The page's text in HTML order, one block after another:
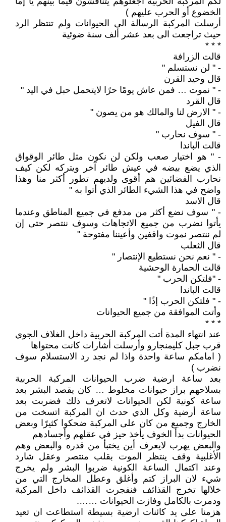
الخضوع أو الحرب عليهم )
أرسلت المركبة الرسالة الى الحيوانات ولم تنتظر الرد
حيث تراجعت الى بعد عشر ألف سنة ضوئية
* * *
قالت الزرافة
- " لن نستسلم "
قال وحيد القرن
- " نموت … فمن عاش يومًا حرًا لايتحمل حبل في اليد "
قال القرد
- " الارض لنا والمالك هو من يصون "
قال الفيل
- " سوف نحارب "
قالت الباندا
- " هو اختيار صعب ولكن لن نكون مثل طائر الوقواق
الذي يضع بيضه في عيش طائر آخر ويتركه لكن كيف
نحارب الفضائين هم أقوى ولديهم تطور أكثر منا وهذا
واضح في هذا الشيء الطائر الذي أتوا به "
قال الاسد
- " سوف نضع أكثر من مدفع في جميع المناطق وعندما
يأتوا نضرب من جميع الاتجاهات وسوف ننتصر حتى إن
لم ننتصر نموت واقفين وأعيننا مفتوحة "
قال الثعلب
- " نعم نحن نستطيع الإنتصار "
قالت الحمارة الوحشية
- "فلتكن الحرب "
قالت الباندا
- " فلتكن الحرب إذًا "
وأتت الموافقة من جميع الحيوانات
* * *
عند انتهاء المدة أتت المركبة الحربية داخل الغلاف الجوي
قرب جبل كليمنجارو وأرسلت أشارات كانت محتواها
( امامكم ساعة واحدة واذا لم نجد رد الاستسلام سوف
نضرب )
بعد ساعة ارضية ضرب الحيوانات المركبة الحربية
بسلاحهم براز حيوانات مخلوط … كان يقصد البشر بعد
ساعة كونية لكن الحيوانات لاتعرف ذلك فضربت بعد
ساعة أرضية وكل الذي حدث ان المركبة اتسخت من
الخارج وجميع من كان على المركبة ضحكوا كثيرًا وبعض
الحيوانات بدأ الخوف يأخذ حيز في عقلهم وأجسادهم
والبعض يهرب لايعرف أين يختبأ من قدره والبعض وهم
الأغلبية وقف ينتظر الموت بقلب منتصر وعقل شارد
وعند اكتمال الساعة الكونية ضربوا البشر ولم يخرج
شيء لان البراز كتم وأغلق وعطل المخارج التي من
خلالها تخرج القذائف فنفجرت القذائف داخل المركبة
ودمرت بالكامل وفازت الحيوانات …….
هزمنا على يد كائنات ارضية بسيطة استطاعت ان تعيد